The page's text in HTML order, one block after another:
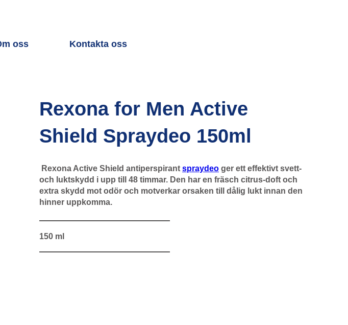
oss Kontakta oss
Rexona for Men Active
Shield Spraydeo 150ml
Rexona Active Shield antiperspirant spraydeo ger ett effektivt svett-
och luktskydd i upp till 48 timmar. Den har en fräsch citrus-doft och
extra skydd mot odör och motverkar orsaken till dålig lukt innan den
hinner uppkomma.
150 ml